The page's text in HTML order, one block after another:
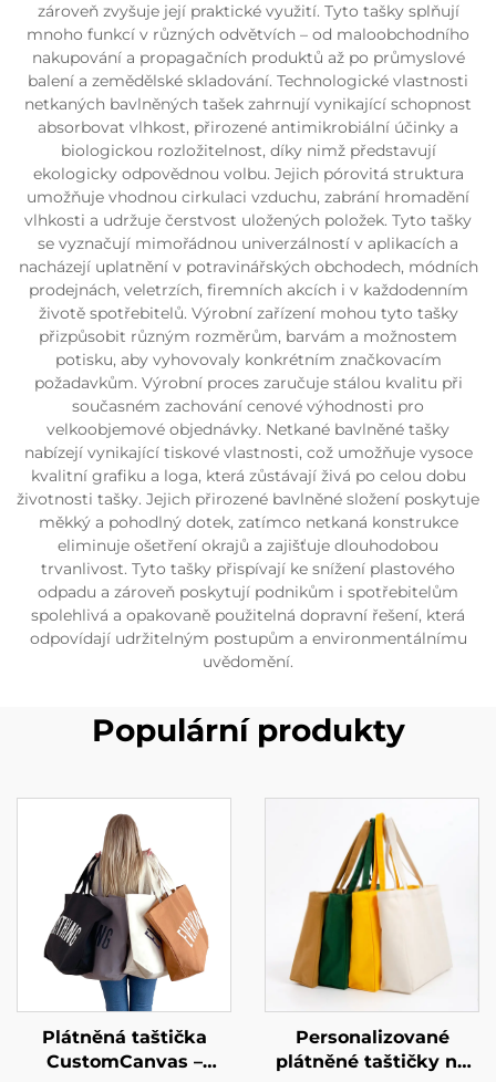
zároveň zvyšuje její praktické využití. Tyto tašky splňují
mnoho funkcí v různých odvětvích – od maloobchodního
nakupování a propagačních produktů až po průmyslové
balení a zemědělské skladování. Technologické vlastnosti
netkaných bavlněných tašek zahrnují vynikající schopnost
absorbovat vlhkost, přirozené antimikrobiální účinky a
biologickou rozložitelnost, díky nimž představují
ekologicky odpovědnou volbu. Jejich pórovitá struktura
umožňuje vhodnou cirkulaci vzduchu, zabrání hromadění
vlhkosti a udržuje čerstvost uložených položek. Tyto tašky
se vyznačují mimořádnou univerzálností v aplikacích a
nacházejí uplatnění v potravinářských obchodech, módních
prodejnách, veletrzích, firemních akcích i v každodenním
životě spotřebitelů. Výrobní zařízení mohou tyto tašky
přizpůsobit různým rozměrům, barvám a možnostem
potisku, aby vyhovovaly konkrétním značkovacím
požadavkům. Výrobní proces zaručuje stálou kvalitu při
současném zachování cenové výhodnosti pro
velkoobjemové objednávky. Netkané bavlněné tašky
nabízejí vynikající tiskové vlastnosti, což umožňuje vysoce
kvalitní grafiku a loga, která zůstávají živá po celou dobu
životnosti tašky. Jejich přirozené bavlněné složení poskytuje
měkký a pohodlný dotek, zatímco netkaná konstrukce
eliminuje ošetření okrajů a zajišťuje dlouhodobou
trvanlivost. Tyto tašky přispívají ke snížení plastového
odpadu a zároveň poskytují podnikům i spotřebitelům
spolehlivá a opakovaně použitelná dopravní řešení, která
odpovídají udržitelným postupům a environmentálnímu
uvědomění.
Populární produkty
Plátněná taštička
CustomCanvas –
Personalizované
plátněné taštičky na